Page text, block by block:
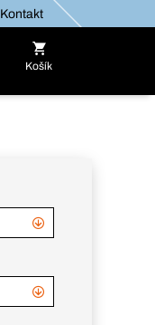
Kontakt
Košík